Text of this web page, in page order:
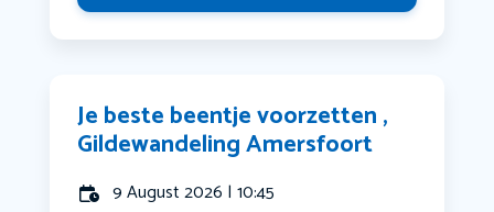
Je beste beentje voorzetten ,
Gildewandeling Amersfoort
9 August 2026 | 10:45